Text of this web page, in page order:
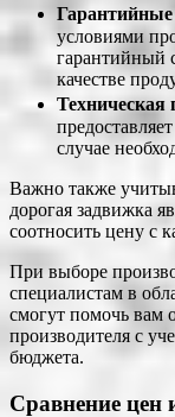
Гарантийные
условиями
гарантийный
качестве
Техническая
случае
Важно также
дорогая задвижка
соотносить цену с
При выборе
специалистам в
смогут помочь вам
производителя с
бюджета.
Сравнение цен